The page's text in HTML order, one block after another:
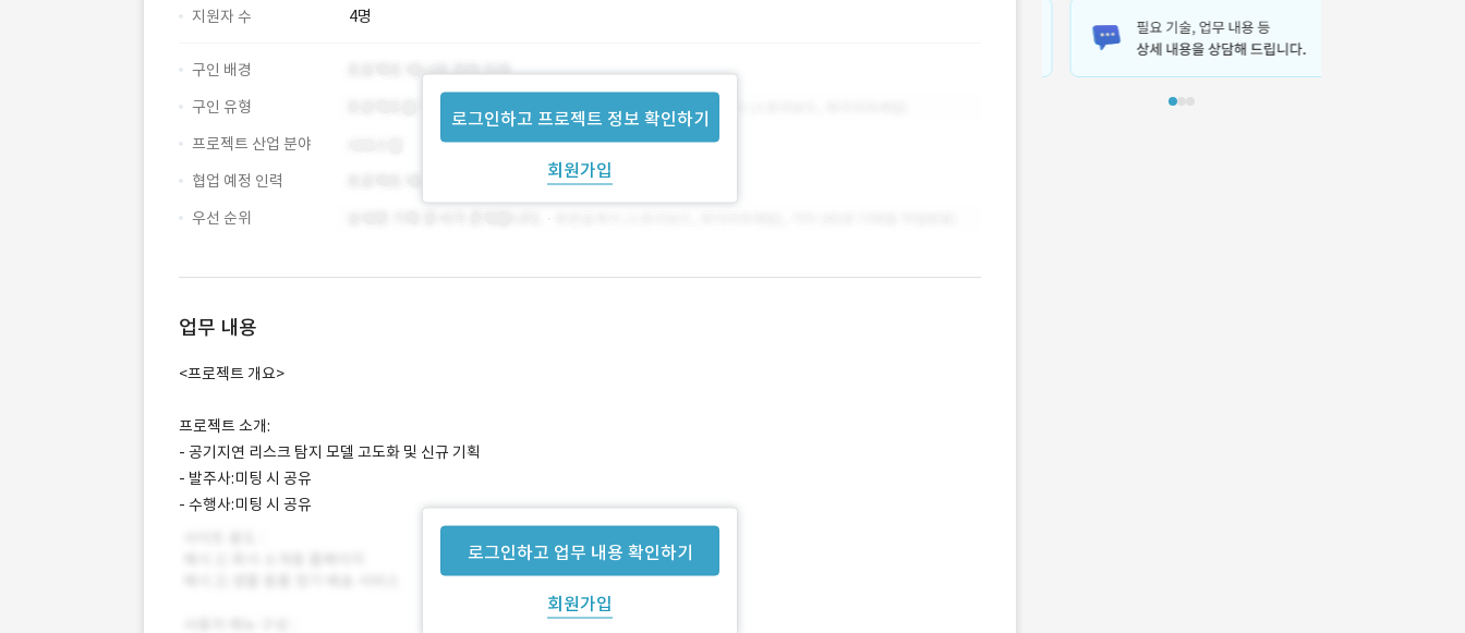
지원자 수
4명
로그인하고 프로젝트 정보 확인하기
회원가입
구인 배경
구인 유형
프로젝트 산업 분야
협업 예정 인력
우선 순위
업무 내용
로그인하고 업무 내용 확인하기
회원가입
<프로젝트 개요>
프로젝트 소개:
- 공기지연 리스크 탐지 모델 고도화 및 신규 기획
- 발주사:미팅 시 공유
- 수행사:미팅 시 공유